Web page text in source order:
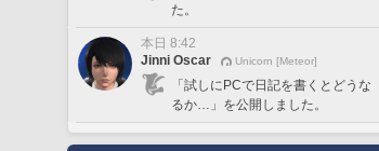
た。
本日 8:42
Jinni Oscar
Unicorn [Meteor]
「試しにPCで日記を書くとどうな
るか…」を公開しました。